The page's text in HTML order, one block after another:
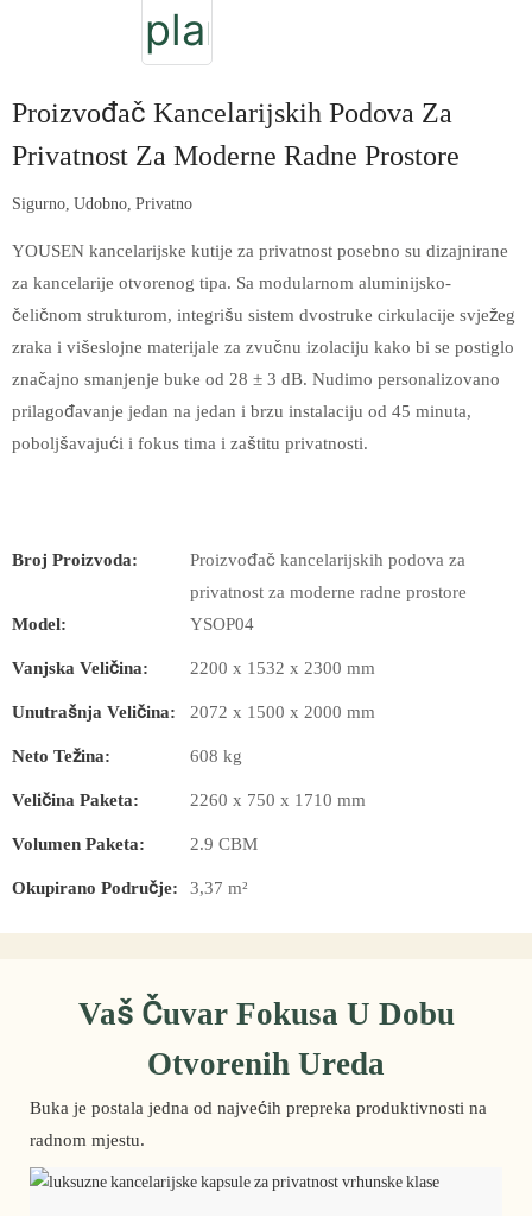
Proizvođač Kancelarijskih Podova Za
Privatnost Za Moderne Radne Prostore
Sigurno, Udobno, Privatno
YOUSEN kancelarijske kutije za privatnost posebno su dizajnirane
za kancelarije otvorenog tipa. Sa modularnom aluminijsko-
čeličnom strukturom, integrišu sistem dvostruke cirkulacije svježeg
zraka i višeslojne materijale za zvučnu izolaciju kako bi se postiglo
značajno smanjenje buke od 28 ± 3 dB. Nudimo personalizovano
prilagođavanje jedan na jedan i brzu instalaciju od 45 minuta,
poboljšavajući i fokus tima i zaštitu privatnosti.
Broj Proizvoda:
Proizvođač kancelarijskih podova za
privatnost za moderne radne prostore
Model:
YSOP04
Vanjska Veličina: 2200 x 1532 x 2300 mm
Unutrašnja Veličina: 2072 x 1500 x 2000 mm
Neto Težina: 608 kg
Veličina Paketa: 2260 x 750 x 1710 mm
Volumen Paketa: 2.9 CBM
Okupirano Područje: 3,37 m²
Vaš Čuvar Fokusa U Dobu
Otvorenih Ureda
Buka je postala jedna od najvećih prepreka produktivnosti na
radnom mjestu.